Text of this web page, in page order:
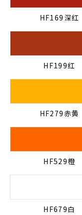
HF169深红
HF199红
HF279赤黄
HF529橙
HF679白